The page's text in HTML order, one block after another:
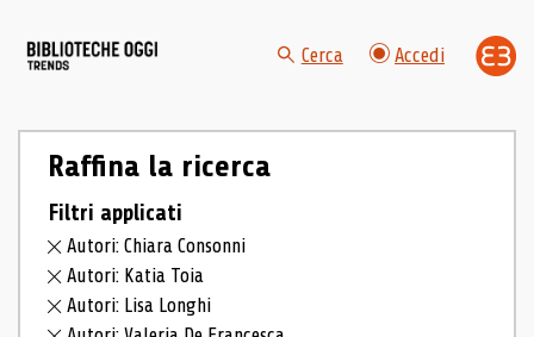
Cerca Accedi
Raffina la ricerca
Filtri applicati
Autori: Chiara Consonni
Autori: Katia Toia
Autori: Lisa Longhi